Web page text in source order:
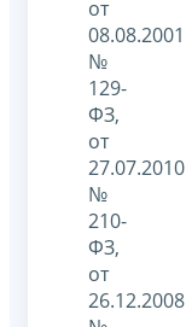
от
08.08.2001
№
129-
ФЗ,
от
27.07.2010
№
210-
ФЗ,
от
26.12.2008